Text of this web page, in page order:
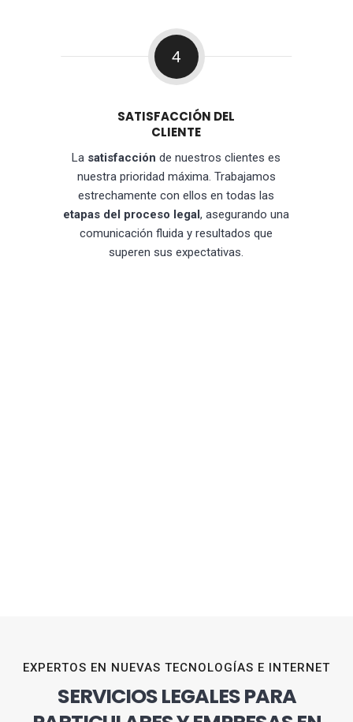
4
SATISFACCIÓN DEL
CLIENTE
La satisfacción de nuestros clientes es
nuestra prioridad máxima. Trabajamos
estrechamente con ellos en todas las
etapas del proceso legal, asegurando una
comunicación fluida y resultados que
superen sus expectativas.
EXPERTOS EN NUEVAS TECNOLOGÍAS E INTERNET
SERVICIOS LEGALES PARA